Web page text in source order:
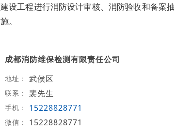
建设工程进行消防设计审核、消防验收和备案
施。
成都消防维保检测有限责任公司
地址： 武侯区
联系： 裴先生
手机： 15228828771
微信： 15228828771